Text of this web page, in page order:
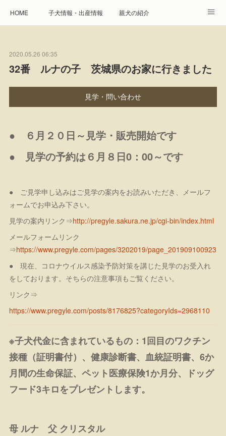
HOME 子犬情報・出産情報 親犬の紹介
遺伝疾患への取り組み Instagram アクセス
プレジール親睦会 特定商取引に基づく表記
2020.05.26 06:35
32番 ルナの子 茨城県のお家に行きました
見学・問い合わせ
● ６月２０日～見学・販売開始です
● 見学の予約は６月８日0：00～です
● ご見学申し込みはご見学の案内をお読みいただき、メールフ
ォームでお申込み下さい。
見学の案内リンク⇒http://pregyle.sakura.ne.jp/cgi-bin/index.html
メールフォームリンク
⇒https://www.pregyle.com/pages/3202019/page_201909100923
● 現在、コロナウイルス感染予防対策を講じた見学のお受入れ
をしております。そちらの注意事項もご覧ください。
リンク⇒
https://www.pregyle.com/posts/8176825?categoryIds=2968110
※子犬代金に含まれているもの：1回目のワクチン
接種（証明書付）、健康診断書、血統証明書、6か
月間の生命保証、ペット医療保険1か月分、ドッグ
フード3キロをプレゼントします。
母 ルナ 父 クリスタル